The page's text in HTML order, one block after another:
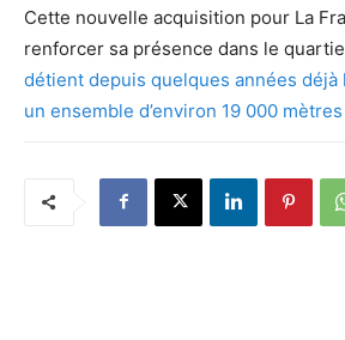
Cette nouvelle acquisition pour La
renforcer sa présence dans le
détient depuis quelques années déjà
un ensemble d’environ 19 000